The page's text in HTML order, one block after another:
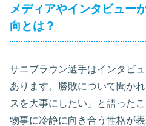
メディアやインタビュー
向とは？
サニブラウン選手はインタビ
あります。勝敗について聞か
スを大事にしたい」と語った
物事に冷静に向き合う性格が